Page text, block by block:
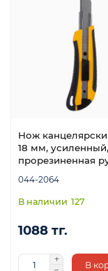
Нож
18 мм, усиленный,
прорезиненная
044-2064
127
1088 тг.
В